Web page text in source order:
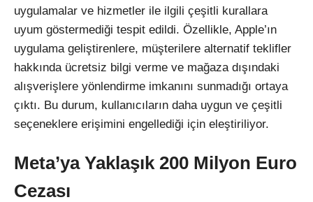
uygulamalar ve hizmetler ile ilgili çeşitli kurallara
uyum göstermediği tespit edildi. Özellikle, Apple’ın
uygulama geliştirenlere, müşterilere alternatif teklifler
hakkında ücretsiz bilgi verme ve mağaza dışındaki
alışverişlere yönlendirme imkanını sunmadığı ortaya
çıktı. Bu durum, kullanıcıların daha uygun ve çeşitli
seçeneklere erişimini engellediği için eleştiriliyor.
Meta’ya Yaklaşık 200 Milyon Euro
Cezası